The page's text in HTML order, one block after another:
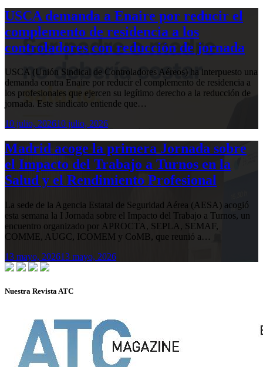
USCA demanda a Enaire por reducir el
complemento de residencia a los
controladores con reducción de jornada
USCA (Unión Sindical de Controladores Aéreos) ha interpuesto una
demanda contra Enaire por reducir el complemento de residencia a
los profesionales que ejercen su legítimo derecho a la reducción de
jornada. Este sindicato entiende que…
10 julio, 202610 julio, 2026
Madrid acoge la primera Jornada sobre
el Impacto del Trabajo a Turnos en la
Salud y el Rendimiento Profesional
La sede de la Agencia Estatal de Seguridad Aérea (AESA) acogió
esta semana la I Jornada sobre el Impacto del Trabajo a Turnos, un
encuentro organizado por APROCTA, SEPLA, SEMAF,
COMME, AUGC, ICOMEM y CoMB, que reunió a…
13 mayo, 202613 mayo, 2026
Nuestra Revista ATC